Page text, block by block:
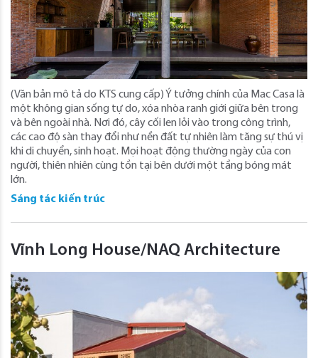
(Văn bản mô tả do KTS cung cấp) Ý tưởng chính của Mac Casa là
một không gian sống tự do, xóa nhòa ranh giới giữa bên trong
và bên ngoài nhà. Nơi đó, cây cối len lỏi vào trong công trình,
các cao độ sàn thay đổi như nền đất tự nhiên làm tăng sự thú vị
khi di chuyển, sinh hoạt. Mọi hoạt động thường ngày của con
người, thiên nhiên cùng tồn tại bên dưới một tầng bóng mát
lớn.
Sáng tác kiến trúc
Vĩnh Long House/NAQ Architecture